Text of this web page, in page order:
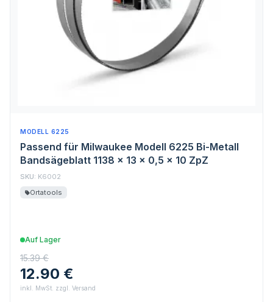
MODELL 6225
Passend für Milwaukee Modell 6225 Bi-Metall
Bandsägeblatt 1138 x 13 x 0,5 x 10 ZpZ
SKU: K6002
Ortatools
Auf Lager
15.39 €
12.90 €
inkl. MwSt. zzgl. Versand